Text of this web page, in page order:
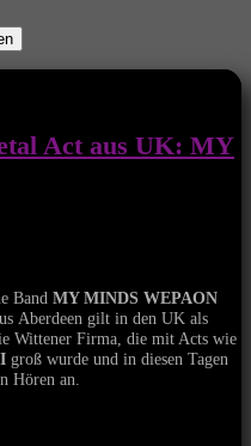
Act aus UK: MY
Band MY MINDS WEPAON
Aberdeen gilt in den UK als
Wittener Firma, die mit Acts wie
groß wurde und in diesen Tagen
Hören an.